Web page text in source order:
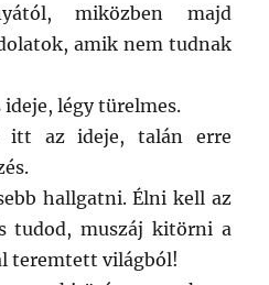
miközben majd
amik nem tudnak
légy türelmes.
itt az ideje, talán erre
hallgatni. Élni kell az
tudod, muszáj kitörni a
teremtett világból!